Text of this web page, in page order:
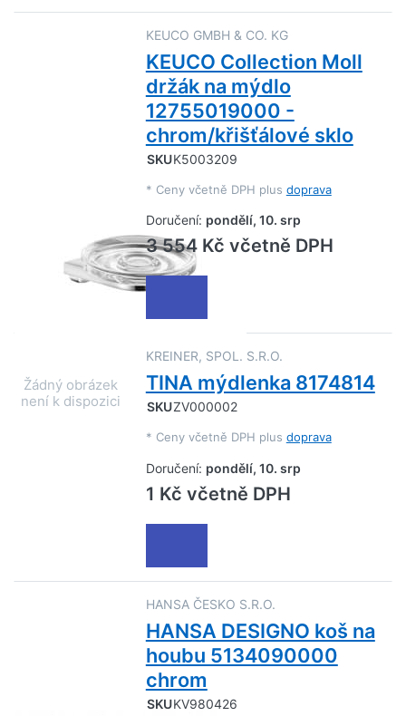
KEUCO GMBH & CO. KG
KEUCO Collection Moll
držák na mýdlo
12755019000 -
chrom/křišťálové sklo
SKUK5003209
* Ceny včetně DPH plus doprava
Doručení: pondělí, 10. srp
3 554 Kč včetně DPH
KREINER, SPOL. S.R.O.
TINA mýdlenka 8174814
SKUZV000002
* Ceny včetně DPH plus doprava
Doručení: pondělí, 10. srp
1 Kč včetně DPH
HANSA ČESKO S.R.O.
HANSA DESIGNO koš na
houbu 5134090000
chrom
SKUKV980426